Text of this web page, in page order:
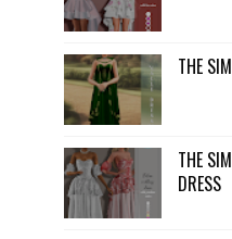
THE
THE
DRESS